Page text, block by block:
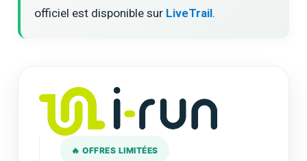
officiel est disponible sur LiveTrail.
🔥 OFFRES LIMITÉES